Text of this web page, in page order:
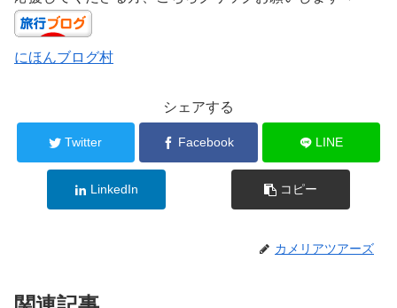
にほんブログ村
シェアする
Twitter Facebook LINE
LinkedIn コピー
カメリアツアーズ